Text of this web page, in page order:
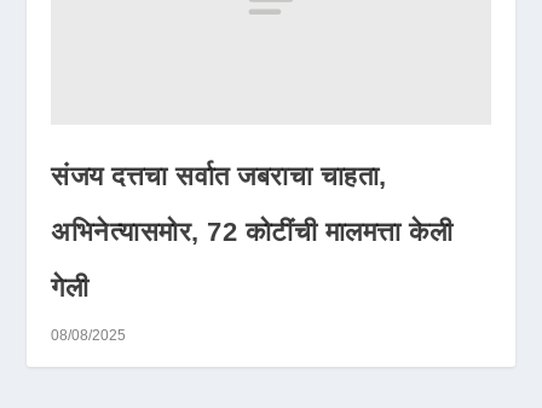
संजय दत्तचा सर्वात जबराचा चाहता,
अभिनेत्यासमोर, 72 कोटींची मालमत्ता केली
गेली
08/08/2025